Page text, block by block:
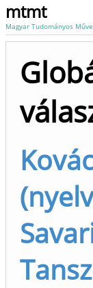
mtmt
Magyar Tudományos